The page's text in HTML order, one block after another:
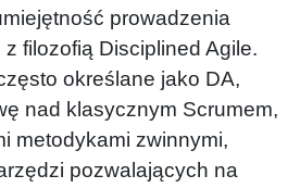
prowadzenia
z filozofią Disciplined Agile.
określane jako DA,
nad klasycznym Scrumem,
metodykami zwinnymi,
pozwalających na